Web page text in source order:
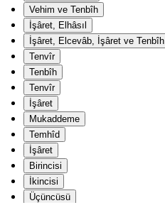
Vehim ve Tenbîh
İşâret, Elhâsıl
İşâret, Elcevâb, İşâret ve Tenbîh
Tenvîr
Tenbîh
Tenvîr
İşâret
Mukaddeme
Temhîd
İşâret
Birincisi
İkincisi
Üçüncüsü